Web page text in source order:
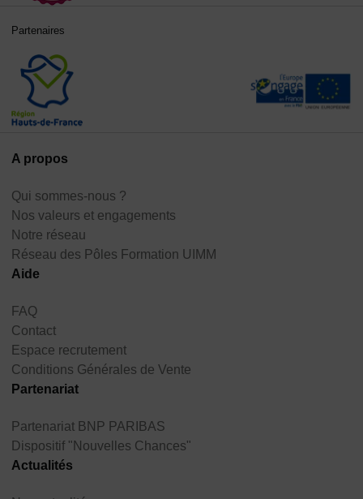
A propos
Qui sommes-nous ?
Nos valeurs et engagements
Notre réseau
Réseau des Pôles Formation UIMM
Aide
FAQ
Contact
Espace recrutement
Conditions Générales de Vente
Partenariat
Partenariat BNP PARIBAS
Dispositif "Nouvelles Chances"
Actualités
Partenaires